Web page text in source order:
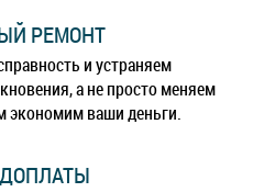
РЕМОНТ
и устраняем
а не просто меняем
экономим ваши деньги.